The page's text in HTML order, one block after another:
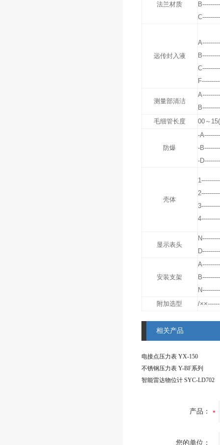
法兰材质
远传封入液
测量部清洁
毛细管长度
00～
防爆
-
-
-
壳体
显示表头
安装支架
附加选型
/××------
相关产品
电接点压力表 YX-150
不锈钢压力表 Y-BF系列
智能雷达物位计 SYC-LD702
产品：
您的单位：